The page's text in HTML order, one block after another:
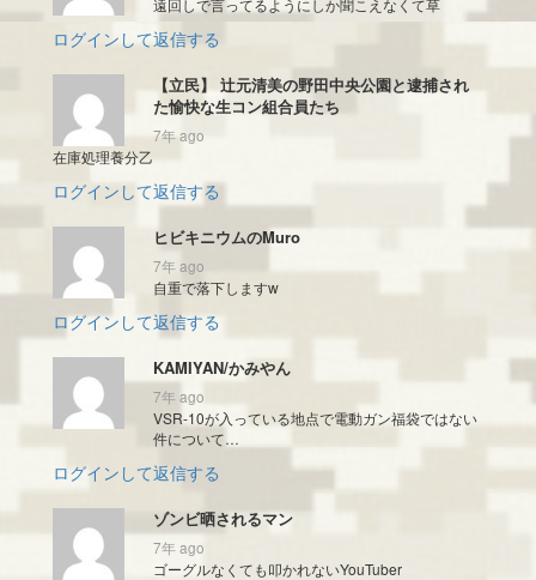
ログインして返信する
【立民】 辻元清美の野田中央公園と逮捕され
た愉快な生コン組合員たち
7年 ago
在庫処理養分乙
ログインして返信する
ヒビキニウムのMuro
7年 ago
自重で落下しますw
ログインして返信する
KAMIYAN/かみやん
7年 ago
VSR-10が入っている地点で電動ガン福袋ではない
件について…
ログインして返信する
ゾンビ晒されるマン
7年 ago
ゴーグルなくても叩かれないYouTuber